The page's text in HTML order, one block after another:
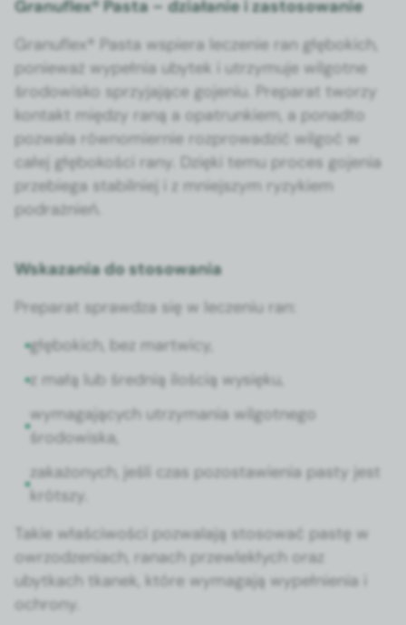
Granuflex® Pasta – działanie i zastosowanie
Granu­flex® Pas­ta wspiera lecze­nie ran głębo­kich,
ponieważ wypeł­nia ubytek i utrzy­mu­je wilgo­tne
środowisko sprzy­ja­jące goje­niu. Preparat tworzy
kon­takt między raną a opa­trunk­iem, a pon­ad­to
pozwala równomiernie rozprowadz­ić wilgoć w
całej głębokoś­ci rany. Dzię­ki temu pro­ces goje­nia
prze­b­ie­ga sta­bil­niej i z mniejszym ryzykiem
podrażnień.
Wskazania do stosowania
Preparat sprawdza się w lecze­niu ran:
głębo­kich, bez martwicy,
z małą lub śred­nią iloś­cią wysięku,
wyma­ga­ją­cych utrzy­ma­nia wilgo­t­nego
środowiska,
zakażonych, jeśli czas pozostaw­ienia pasty jest
krót­szy.
Takie właś­ci­woś­ci pozwala­ją stosować pastę w
owr­zodzeni­ach, ranach przewlekłych oraz
ubytkach tkanek, które wyma­ga­ją wypełnienia i
ochrony.